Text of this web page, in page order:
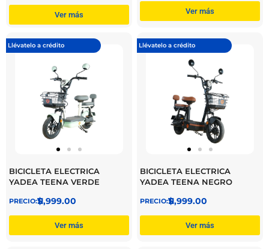
Ver más Ver más
Llévatelo a crédito
BICICLETA ELECTRICA
YADEA TEENA VERDE
$
11,999.00
Ver más
Llévatelo a crédito
BICICLETA ELECTRICA
YADEA TEENA NEGRO
$
11,999.00
Ver más